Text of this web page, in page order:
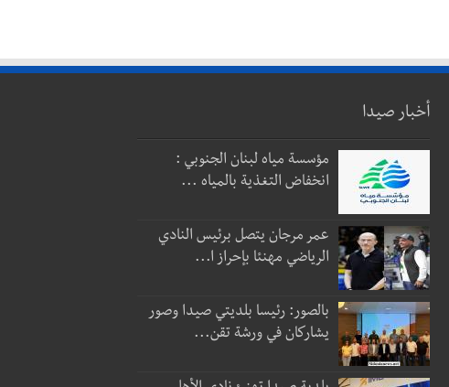
أخبار صيدا
مؤسسة مياه لبنان الجنوبي :
انخفاض التغذية بالمياه ...
عمر مرجان يتصل برئيس النادي
الرياضي مهنئا بإحراز ا...
بالصور: رئيسا بلديتي صيدا وصور
يشاركان في ورشة تقن...